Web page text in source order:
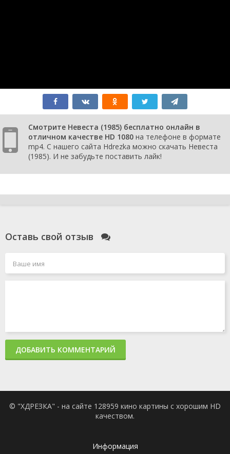
Смотрите Невеста (1985) бесплатно онлайн в
отличном качестве HD 1080 на телефоне в формате
mp4. С нашего сайта Hdrezka можно скачать Невеста
(1985). И не забудьте поставить лайк!
Оставь свой отзыв
ДОБАВИТЬ КОММЕНТАРИЙ
© "ХДРЕЗКА" - на сайте 128959 кино картины с хорошим HD
качеством.
Информация